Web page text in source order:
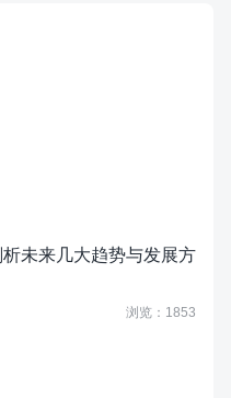
未来几大趋势与发展方
浏览：1853